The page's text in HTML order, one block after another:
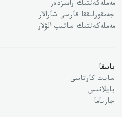
مەملەكەتتىك رامىزدەر
جەمقورلىققا قارسى شارالار
مەملەكەتتىك ساتىپ الۋلار
باسقا
سايت كارتاسى
بايلانىس
جارناما